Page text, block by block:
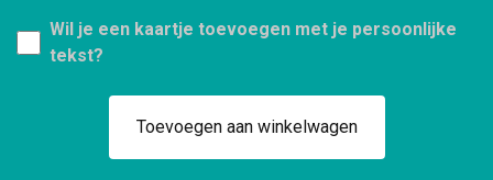
Wil je een kaartje toevoegen met je persoonlijke
tekst?
Toevoegen aan winkelwagen